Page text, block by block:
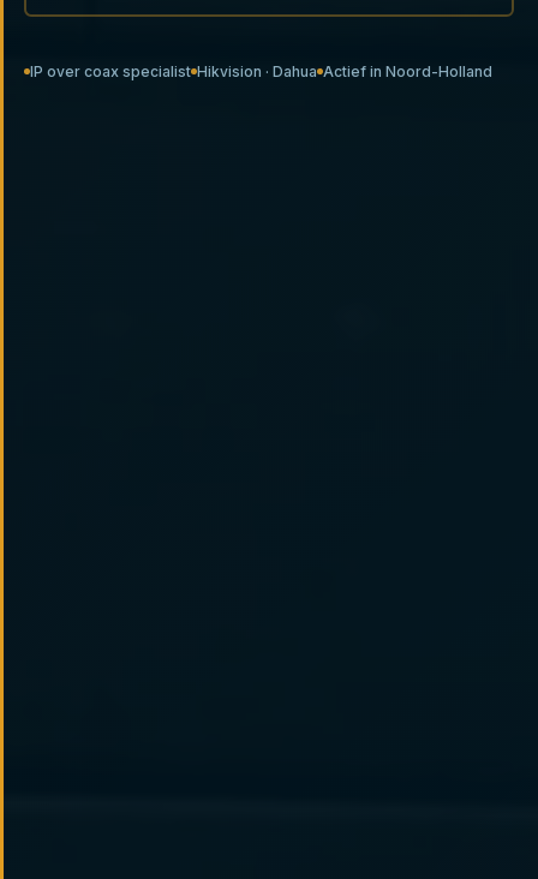
IP over coax specialist Hikvision · Dahua Actief in Noord-Holland